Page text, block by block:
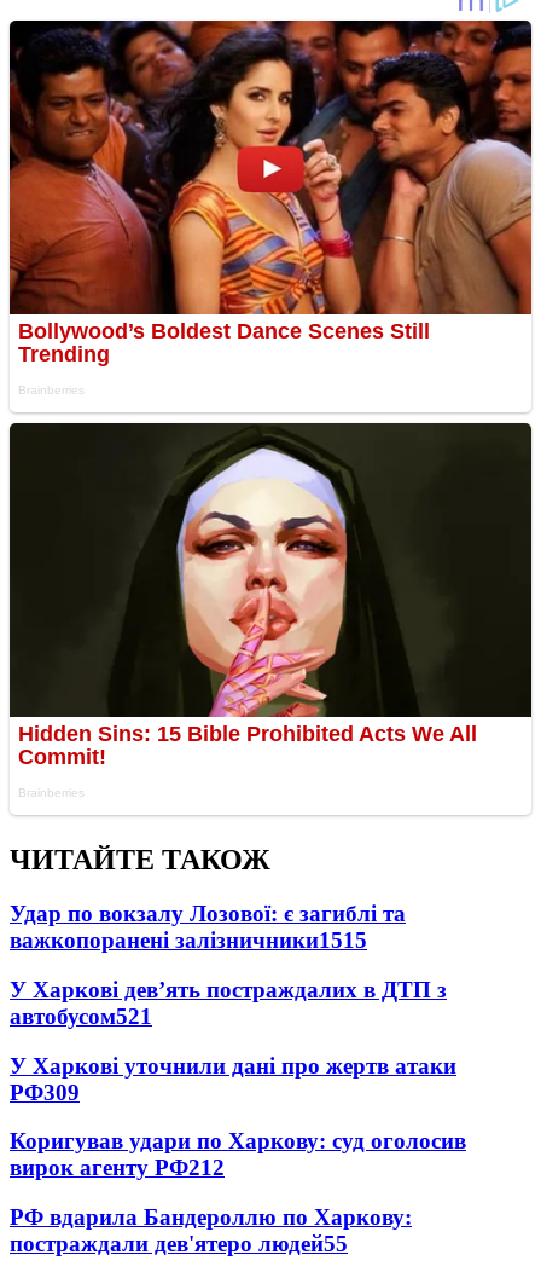
ЧИТАЙТЕ ТАКОЖ
Удар по вокзалу Лозової: є загиблі та
важкопоранені залізничники1515
У Харкові дев’ять постраждалих в ДТП з
автобусом521
У Харкові уточнили дані про жертв атаки
РФ309
Коригував удари по Харкову: суд оголосив
вирок агенту РФ212
РФ вдарила Бандероллю по Харкову:
постраждали дев'ятеро людей55